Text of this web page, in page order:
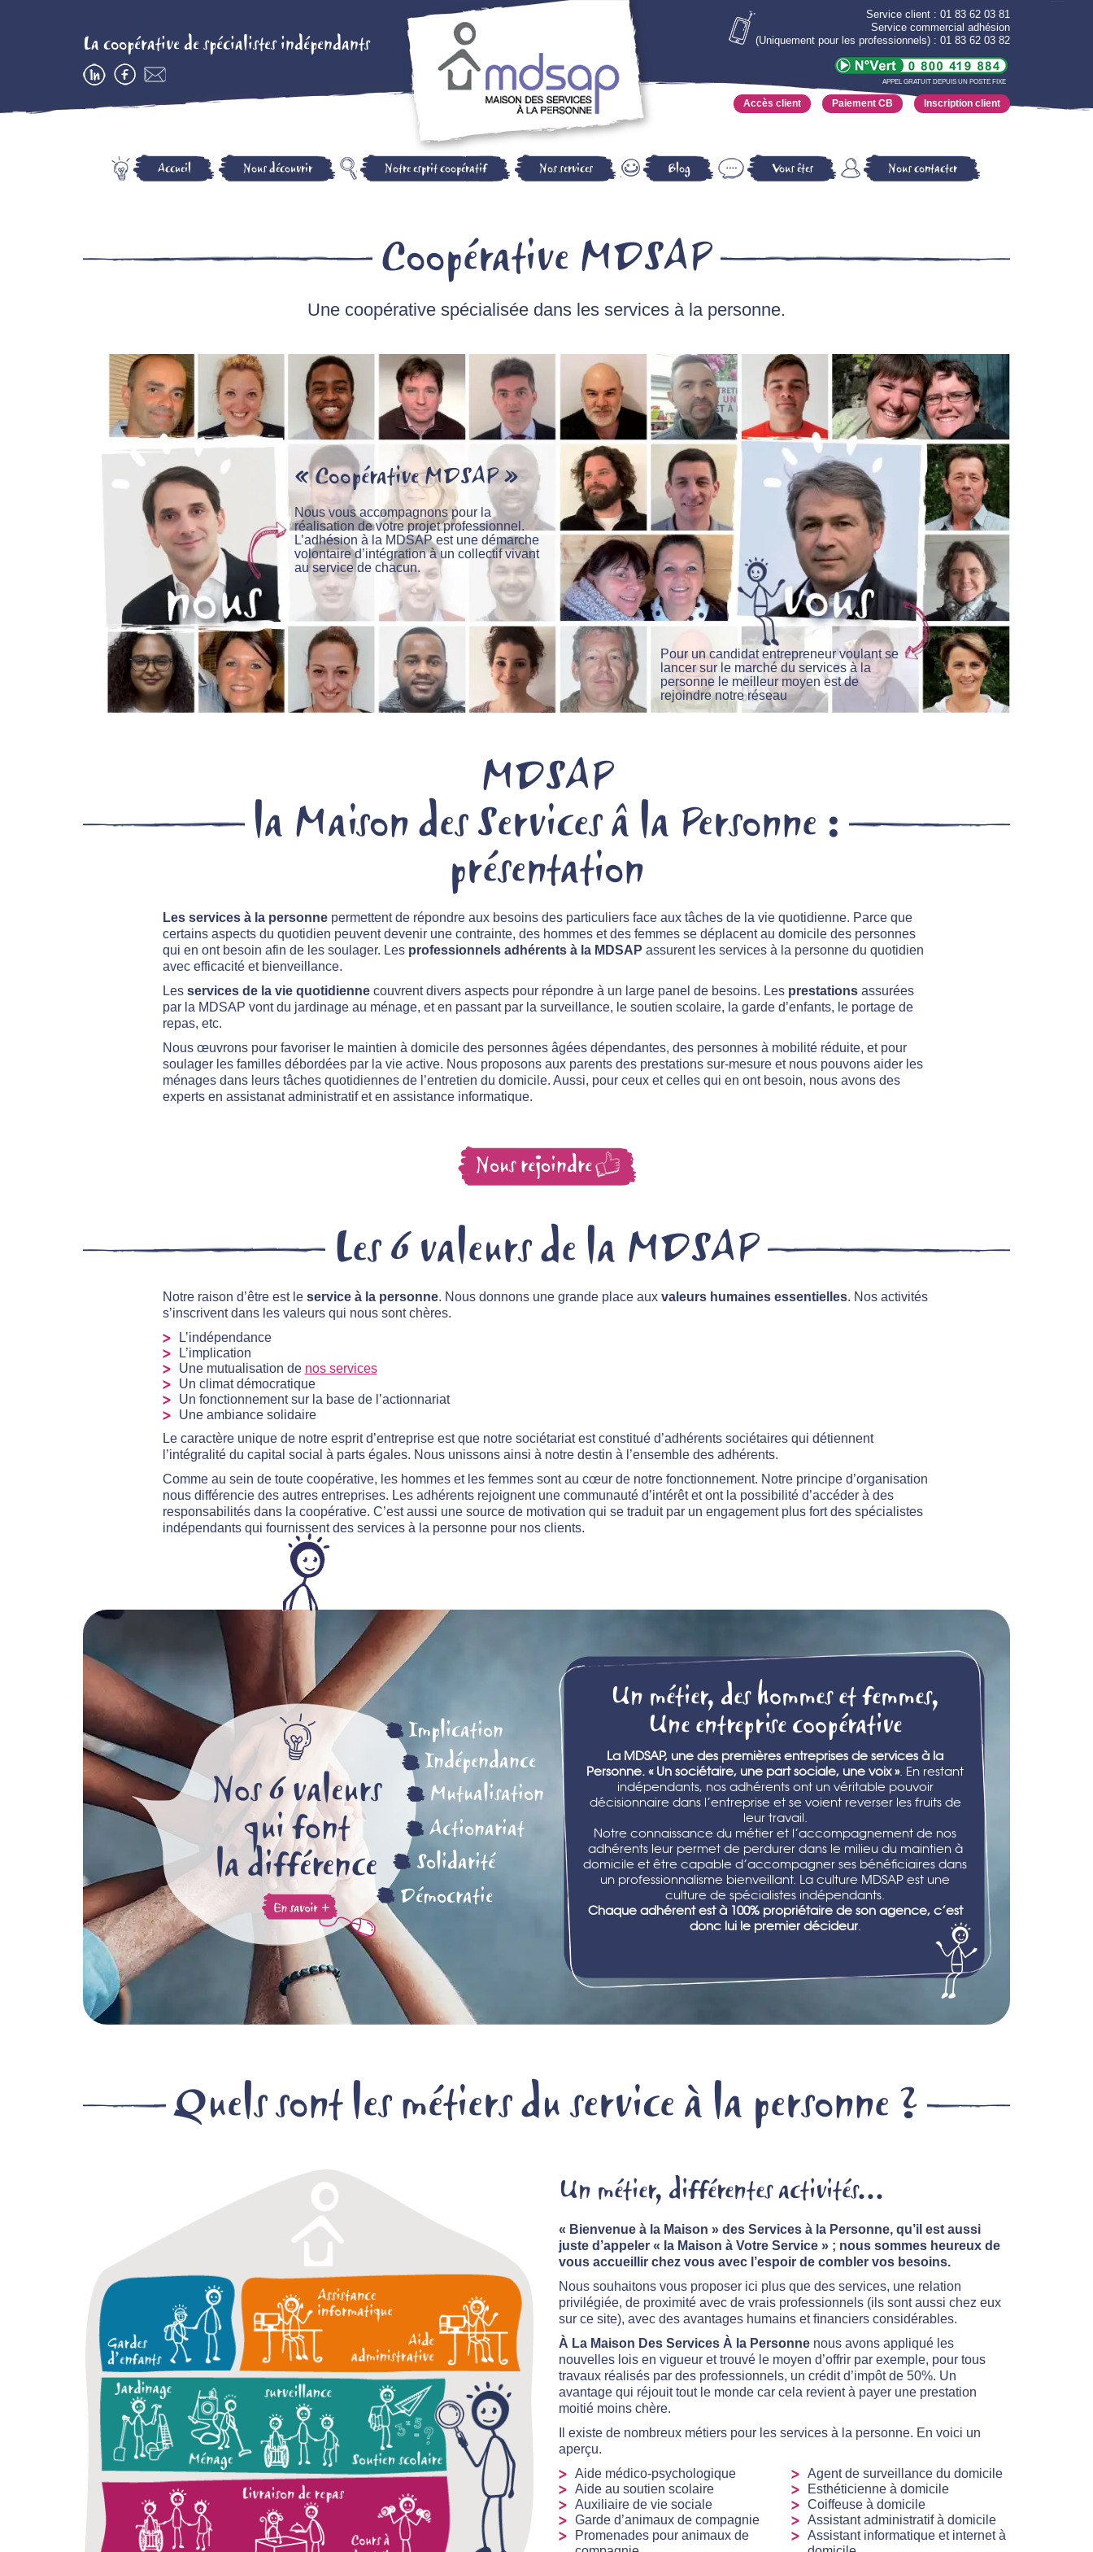
La coopérative de spécialistes indépendants
Service client : 01 83 62 03 81
Service commercial adhésion
(Uniquement pour les professionnels) : 01 83 62 03 82
APPEL GRATUIT DEPUIS UN POSTE FIXE
Accès client Paiement CB Inscription client
Accueil Nous découvrir Notre esprit coopératif Nos services Blog Vous êtes Nous contacter
Coopérative MDSAP
Une coopérative spécialisée dans les services à la personne.
« Coopérative MDSAP »
Nous vous accompagnons pour la
réalisation de votre projet professionnel.
L’adhésion à la MDSAP est une démarche
volontaire d’intégration à un collectif vivant
au service de chacun.
Pour un candidat entrepreneur voulant se
lancer sur le marché du services à la
personne le meilleur moyen est de
rejoindre notre réseau
MDSAP
la Maison des Services â la Personne :
présentation
Les services à la personnepermettent de répondre aux besoins des particuliers face aux tâches de la vie quotidienne. Parce que
certains aspects du quotidien peuvent devenir une contrainte, des hommes et des femmes se déplacent au domicile des personnes
qui en ont besoin afin de les soulager. Les professionnels adhérents à la MDSAP assurent les services à la personne du quotidien
avec efficacité et bienveillance.
Les services de la vie quotidiennecouvrent divers aspects pour répondre à un large panel de besoins. Les prestationsassurées
par la MDSAP vont du jardinage au ménage, et en passant par la surveillance, le soutien scolaire, la garde d’enfants, le portage de
repas, etc.
Nous œuvrons pour favoriser le maintien à domicile des personnes âgées dépendantes, des personnes à mobilité réduite, et pour
soulager les familles débordées par la vie active. Nous proposons aux parents des prestations sur-mesure et nous pouvons aider les
ménages dans leurs tâches quotidiennes de l’entretien du domicile. Aussi, pour ceux et celles qui en ont besoin, nous avons des
experts en assistanat administratif et en assistance informatique.
Nous rejoindre
Les 6 valeurs de la MDSAP
Notre raison d’être est le service à la personne. Nous donnons une grande place aux valeurs humaines essentielles. Nos activités
s’inscrivent dans les valeurs qui nous sont chères.
L’indépendance
L’implication
Une mutualisation de nos services
Un climat démocratique
Un fonctionnement sur la base de l’actionnariat
Une ambiance solidaire
Le caractère unique de notre esprit d’entreprise est que notre sociétariat est constitué d’adhérents sociétaires qui détiennent
l’intégralité du capital social à parts égales. Nous unissons ainsi à notre destin à l’ensemble des adhérents.
Comme au sein de toute coopérative, les hommes et les femmes sont au cœur de notre fonctionnement. Notre principe d’organisation
nous différencie des autres entreprises. Les adhérents rejoignent une communauté d’intérêt et ont la possibilité d’accéder à des
responsabilités dans la coopérative. C’est aussi une source de motivation qui se traduit par un engagement plus fort des spécialistes
indépendants qui fournissent des services à la personne pour nos clients.
Implication
Indépendance
Mutualisation
Actionariat
Solidarité
Démocratie
Nos 6 valeurs
qui font
la différence
Un métier, des hommes et femmes,
Une entreprise coopérative
La MDSAP, une des premières entreprises de services à la
Personne. « Un sociétaire, une part sociale, une voix ». En restant
indépendants, nos adhérents ont un véritable pouvoir
décisionnaire dans l’entreprise et se voient reverser les fruits de
leur travail.
Notre connaissance du métier et l’accompagnement de nos
adhérents leur permet de perdurer dans le milieu du maintien à
domicile et être capable d’accompagner ses bénéﬁciaires dans
un professionnalisme bienveillant. La culture MDSAP est une
culture de spécialistes indépendants.
Chaque adhérent est à 100% propriétaire de son agence, c’est
donc lui le premier décideur.
Quels sont les métiers du service à la personne ?
Un métier, différentes activités...
« Bienvenue à la Maison » des Services à la Personne, qu’il est aussi
juste d’appeler « la Maison à Votre Service » ; nous sommes heureux de
vous accueillir chez vous avec l’espoir de combler vos besoins.
Nous souhaitons vous proposer ici plus que des services, une relation
privilégiée, de proximité avec de vrais professionnels (ils sont aussi chez eux
sur ce site), avec des avantages humains et ﬁnanciers considérables.
À La Maison Des Services À la Personne nous avons appliqué les
nouvelles lois en vigueur et trouvé le moyen d’offrir par exemple, pour tous
travaux réalisés par des professionnels, un crédit d’impôt de 50%. Un
avantage qui réjouit tout le monde car cela revient à payer une prestation
moitié moins chère.
Il existe de nombreux métiers pour les services à la personne. En voici un
aperçu.
Aide médico-psychologique
Aide au soutien scolaire
Auxiliaire de vie sociale
Garde d’animaux de compagnie
Promenades pour animaux de
Agent de surveillance du domicile
Esthéticienne à domicile
Coiffeuse à domicile
Assistant administratif à domicile
Assistant informatique et internet à